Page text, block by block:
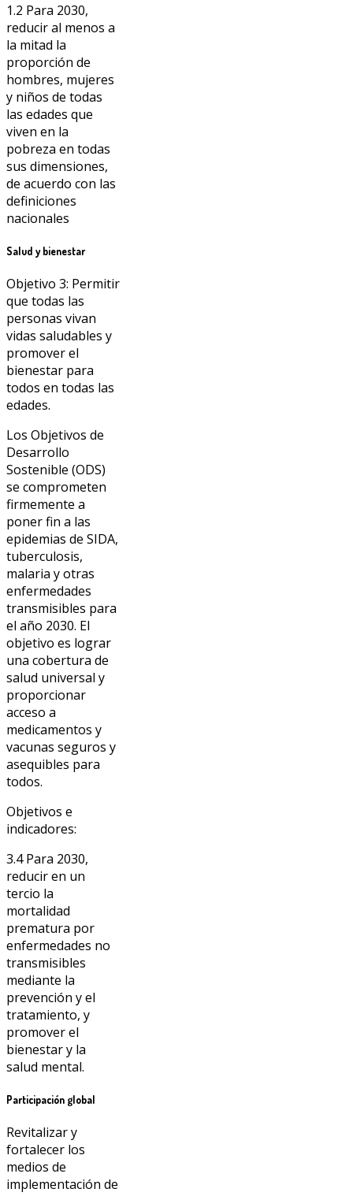
1.2 Para 2030,
reducir al menos a
la mitad la
proporción de
hombres, mujeres
y niños de todas
las edades que
viven en la
pobreza en todas
sus dimensiones,
de acuerdo con las
definiciones
nacionales
Salud y bienestar
Objetivo 3: Permitir
que todas las
personas vivan
vidas saludables y
promover el
bienestar para
todos en todas las
edades.
Los Objetivos de
Desarrollo
Sostenible (ODS)
se comprometen
firmemente a
poner fin a las
epidemias de SIDA,
tuberculosis,
malaria y otras
enfermedades
transmisibles para
el año 2030. El
objetivo es lograr
una cobertura de
salud universal y
proporcionar
acceso a
medicamentos y
vacunas seguros y
asequibles para
todos.
Objetivos e
indicadores:
3.4 Para 2030,
reducir en un
tercio la
mortalidad
prematura por
enfermedades no
transmisibles
mediante la
prevención y el
tratamiento, y
promover el
bienestar y la
salud mental.
Participación global
Revitalizar y
fortalecer los
medios de
implementación de